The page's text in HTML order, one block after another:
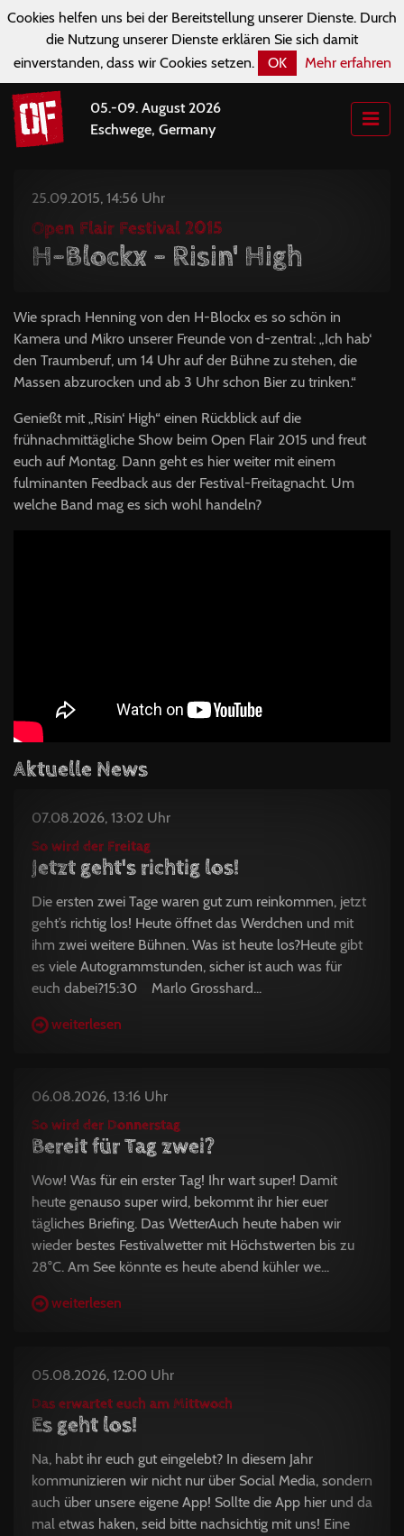
Cookies helfen uns bei der Bereitstellung unserer Dienste. Durch
die Nutzung unserer Dienste erklären Sie sich damit
einverstanden, dass wir Cookies setzen.
OK Mehr erfahren
05.-09. August 2026
Eschwege, Germany
25.09.2015, 14:56 Uhr
Open Flair Festival 2015
H-Blockx - Risin' High
Wie sprach Henning von den H-Blockx es so schön in
Kamera und Mikro unserer Freunde von d-zentral: „Ich hab‘
den Traumberuf, um 14 Uhr auf der Bühne zu stehen, die
Massen abzurocken und ab 3 Uhr schon Bier zu trinken.“
Genießt mit „Risin‘ High“ einen Rückblick auf die
frühnachmittägliche Show beim Open Flair 2015 und freut
euch auf Montag. Dann geht es hier weiter mit einem
fulminanten Feedback aus der Festival-Freitagnacht. Um
welche Band mag es sich wohl handeln?
Aktuelle News
07.08.2026, 13:02 Uhr
So wird der Freitag
Jetzt geht's richtig los!
Die ersten zwei Tage waren gut zum reinkommen, jetzt
geht’s richtig los! Heute öffnet das Werdchen und mit
ihm zwei weitere Bühnen. Was ist heute los?Heute gibt
es viele Autogrammstunden, sicher ist auch was für
euch dabei?15:30 Marlo Grosshard...
weiterlesen
06.08.2026, 13:16 Uhr
So wird der Donnerstag
Bereit für Tag zwei?
Wow! Was für ein erster Tag! Ihr wart super! Damit
heute genauso super wird, bekommt ihr hier euer
tägliches Briefing. Das WetterAuch heute haben wir
wieder bestes Festivalwetter mit Höchstwerten bis zu
28°C. Am See könnte es heute abend kühler we...
weiterlesen
05.08.2026, 12:00 Uhr
Das erwartet euch am Mittwoch
Es geht los!
Na, habt ihr euch gut eingelebt? In diesem Jahr
kommunizieren wir nicht nur über Social Media, sondern
auch über unsere eigene App! Sollte die App hier und da
mal etwas haken, seid bitte nachsichtig mit uns! Eine